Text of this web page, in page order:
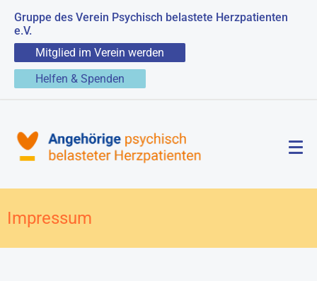
Gruppe des Verein Psychisch belastete Herzpatienten
e.V.
Mitglied im Verein werden
Helfen & Spenden
Impressum